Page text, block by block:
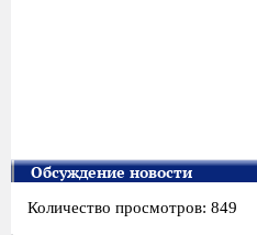
Обсуждение новости
Количество просмотров: 849